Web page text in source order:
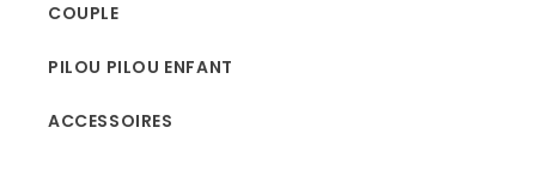
COUPLE
PILOU PILOU ENFANT
ACCESSOIRES